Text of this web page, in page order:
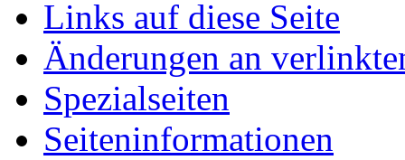
Links auf diese Seite
Änderungen an
Spezialseiten
Seiteninformationen